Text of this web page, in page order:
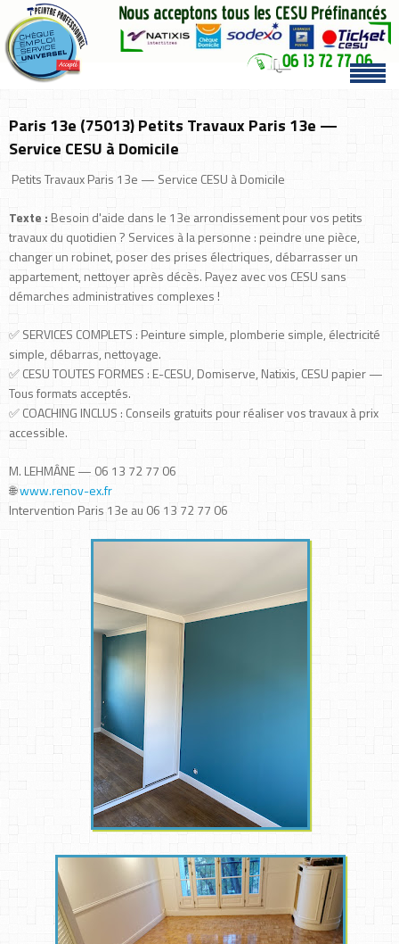
Paris 13e (75013) Petits Travaux Paris 13e —
Service CESU à Domicile
Petits Travaux Paris 13e — Service CESU à Domicile
Texte : Besoin d'aide dans le 13e arrondissement pour vos petits
travaux du quotidien ? Services à la personne : peindre une pièce,
changer un robinet, poser des prises électriques, débarrasser un
appartement, nettoyer après décès. Payez avec vos CESU sans
démarches administratives complexes !
✅ SERVICES COMPLETS : Peinture simple, plomberie simple, électricité
simple, débarras, nettoyage.
✅ CESU TOUTES FORMES : E-CESU, Domiserve, Natixis, CESU papier —
Tous formats acceptés.
✅ COACHING INCLUS : Conseils gratuits pour réaliser vos travaux à prix
accessible.
M. LEHMÂNE — 06 13 72 77 06
🌐www.renov-ex.fr
Intervention Paris 13e au 06 13 72 77 06